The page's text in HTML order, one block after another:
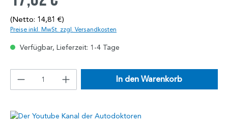
(Netto: 14,81 €)
Preise inkl. MwSt. zzgl. Versandkosten
Verfügbar, Lieferzeit: 1-4 Tage
In den Warenkorb